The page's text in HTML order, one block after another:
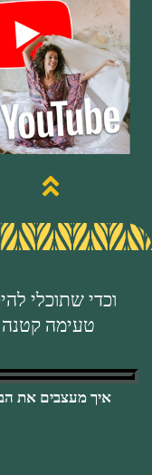
וכדי שתוכלי
טעימה קטנה
איך מעצבים את